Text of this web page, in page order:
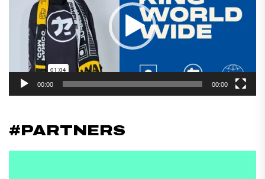
00:00 00:00
#PARTNERS